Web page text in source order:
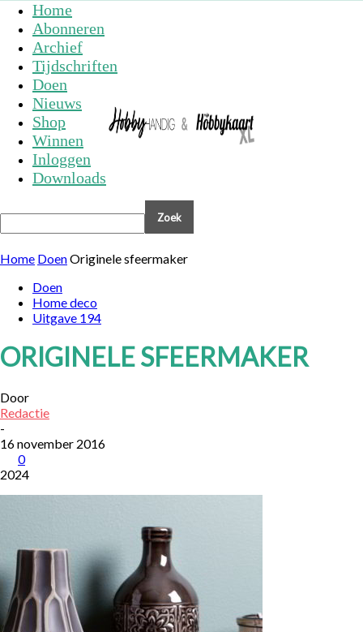
Home
Abonneren
Archief
Tijdschriften
Doen
Nieuws
Shop
Winnen
Inloggen
Downloads
Home DoenOriginele sfeermaker
Doen
Home deco
Uitgave 194
ORIGINELE SFEERMAKER
Door
Redactie
-
16 november 2016
0
2024